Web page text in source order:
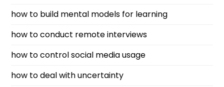
how to build mental models for learning
how to conduct remote interviews
how to control social media usage
how to deal with uncertainty